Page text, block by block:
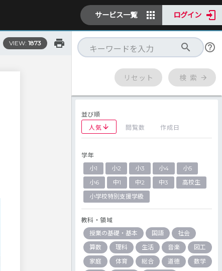
サービス一覧 ログイン
VIEW: 1873
リセット 検 索
並び順
人気
閲覧数 作成日
学年
小1
小2 小3 小4
小5
小6
中1 中2 中3
高校生
小学校特別支援学級
教科・領域
授業の基礎・基本
国語
社会
算数
理科 生活 音楽
図工
家庭
体育 総合 道徳
数学